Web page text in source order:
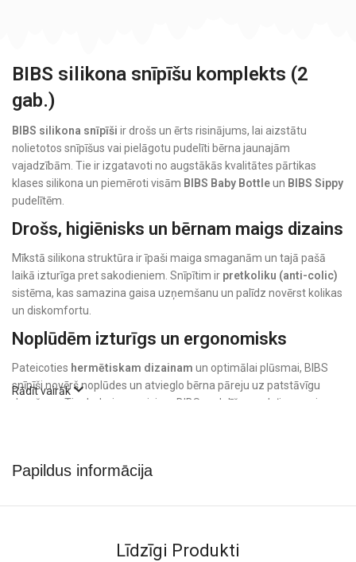
BIBS silikona snīpīšu komplekts (2
gab.)
BIBS silikona snīpīši ir drošs un ērts risinājums, lai aizstātu
nolietotos snīpīšus vai pielāgotu pudelīti bērna jaunajām
vajadzībām. Tie ir izgatavoti no augstākās kvalitātes pārtikas
klases silikona un piemēroti visām BIBS Baby Bottleun BIBS Sippy
pudelītēm.
Drošs, higiēnisks un bērnam maigs dizains
Mīkstā silikona struktūra ir īpaši maiga smaganām un tajā pašā
laikā izturīga pret sakodieniem. Snīpītim ir pretkoliku (anti-colic)
sistēma, kas samazina gaisa uzņemšanu un palīdz novērst kolikas
un diskomfortu.
Noplūdēm izturīgs un ergonomisks
Pateicoties hermētiskam dizainam un optimālai plūsmai, BIBS
snīpīši novērš noplūdes un atvieglo bērna pāreju uz patstāvīgu
dzeršanu. Tie darbojas ar visiem BIBS pudelīšu modeļiem un ir
Rādīt vairāk
Papildus informācija
Līdzīgi Produkti